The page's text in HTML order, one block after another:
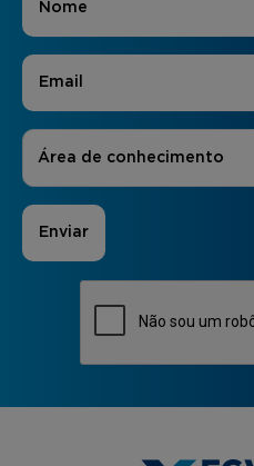
E-mail
Áreas de Interesse
Área de conhecimento